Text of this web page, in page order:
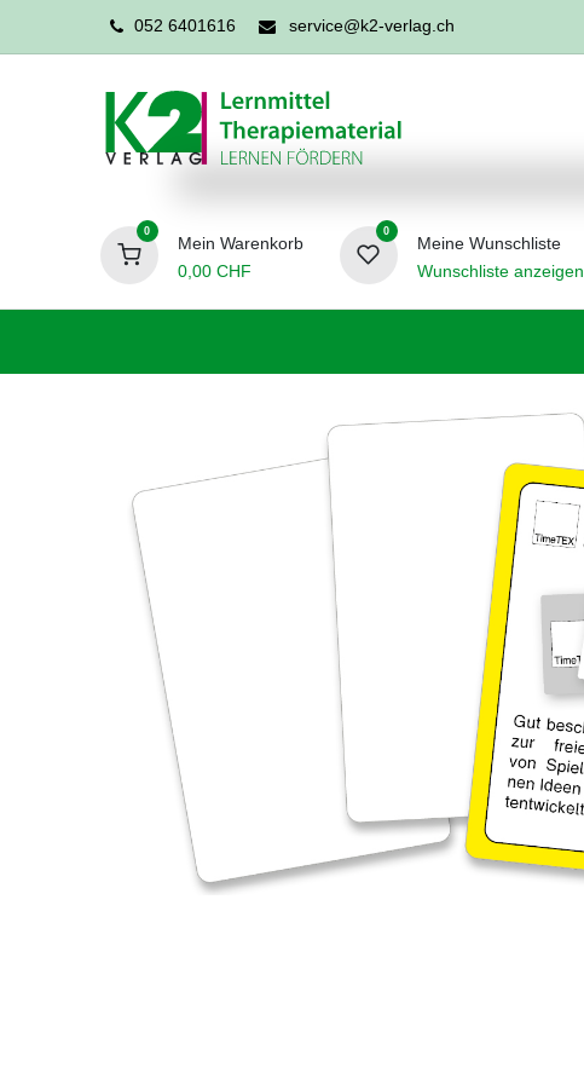
052 6401616 service@k2-verlag.ch
0
Mein Warenkorb
0,00CHF
0
Meine Wunschliste
Wunschliste anzeigen